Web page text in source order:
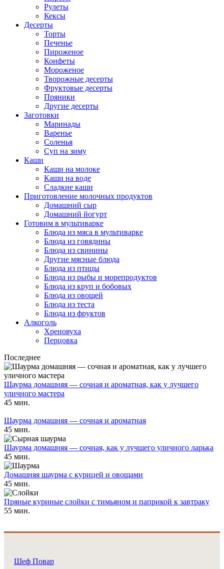
Рулеты
Кексы
Десерты
Торты
Печенье
Пироженое
Конфеты
Мороженое
Творожные десерты
Фруктовые десерты
Пряники
Другие десерты
Заготовки
Маринады
Варенье
Соленья
Суп на зиму
Каши
Каши на молоке
Каши на воде
Сладкие каши
Приготовление молочных продуктов
Домашний сыр
Домашний йогурт
Готовим в мультиварке
Блюда из мяса в мультиварке
Блюда из говядины
Блюда из свинины
Другие мясные блюда
Блюда из птицы
Блюда из рыбы и морепродуктов
Блюда из круп и бобовых
Блюда из овощей
Блюда из теста
Блюда из фруктов
Алкоголь
Хреновуха
Перцовка
Последнее
Шаурма домашняя — сочная и ароматная, как у лучшего
уличного мастера
45 мин.
Шаурма домашняя — сочная и ароматная
45 мин.
Шаурма домашняя — сочная, как у лучшего уличного ларька
45 мин.
Домашняя шаурма с курицей и овощами
45 мин.
Пряные куриные слойки с тимьяном и паприкой к завтраку
55 мин.
Шеф Повар